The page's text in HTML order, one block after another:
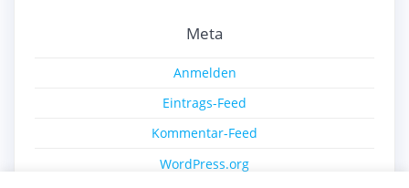
Meta
Anmelden
Eintrags-Feed
Kommentar-Feed
WordPress.org